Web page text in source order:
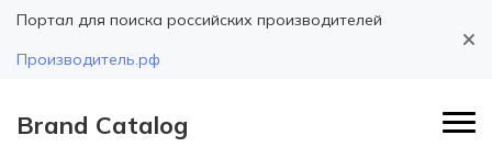
Портал для поиска российских производителей
Производитель.рф
Brand Catalog